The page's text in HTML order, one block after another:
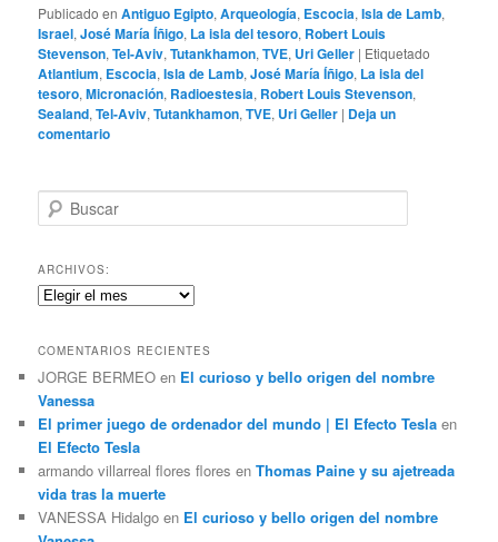
Publicado en Antiguo Egipto,Arqueología, Escocia,Isla de Lamb,
Israel,José María Íñigo, La isla del tesoro, Robert Louis
Stevenson,Tel-Aviv,Tutankhamon,TVE, Uri Geller | Etiquetado
Atlantium, Escocia,Isla de Lamb,José María Íñigo, La isla del
tesoro,Micronación, Radioestesia, Robert Louis Stevenson,
Sealand,Tel-Aviv,Tutankhamon,TVE, Uri Geller | Deja un
comentario
u
c
a
r
ARCHIVOS:
Archivos:
COMENTARIOS RECIENTES
JORGE BERMEO en El curioso y bello origen del nombre
Vanessa
El primer juego de ordenador del mundo | El Efecto Tesla en
El Efecto Tesla
armando villarreal flores flores enThomas Paine y su ajetreada
vida tras la muerte
VANESSA Hidalgo en El curioso y bello origen del nombre